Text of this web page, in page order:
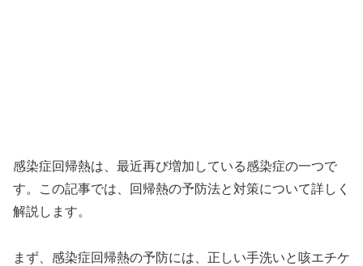
感染症回帰熱は、最近再び増加している感染症の一つで
す。この記事では、回帰熱の予防法と対策について詳しく
解説します。
まず、感染症回帰熱の予防には、正しい手洗いと咳エチケ